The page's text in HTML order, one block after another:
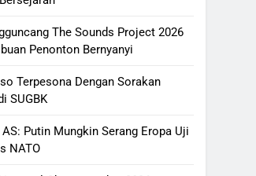
The Sounds Project 2026
Penonton Bernyanyi
Terpesona Dengan Sorakan
SUGBK
Putin Mungkin Serang Eropa Uji
NATO